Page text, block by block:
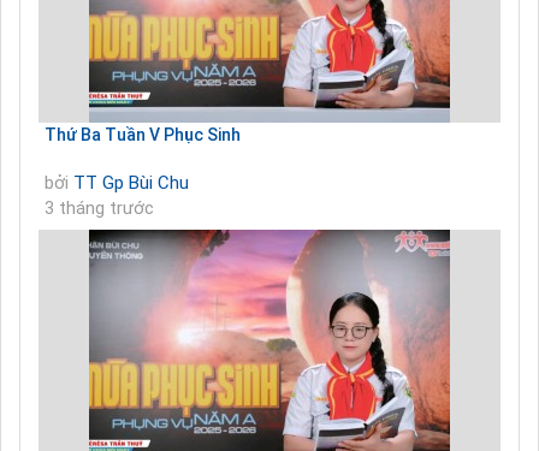
Thứ Ba Tuần V Phục Sinh
bởi TT Gp Bùi Chu
3 tháng trước